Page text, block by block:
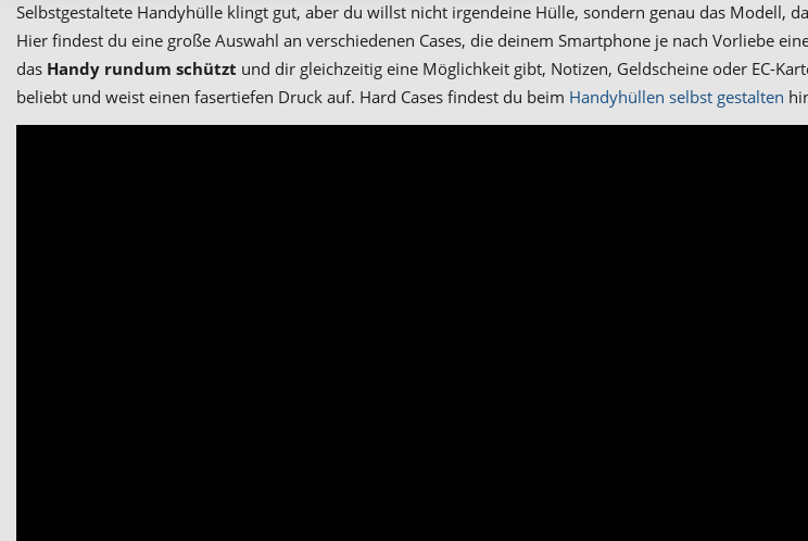
Selbstgestaltete Handyhülle klingt gut, aber du willst nicht irgendeine Hülle, sondern genau das Modell,
Hier findest du eine große Auswahl an verschiedenen Cases, die deinem Smartphone je nach Vorliebe
das Handy rundum schützt und dir gleichzeitig eine Möglichkeit gibt, Notizen, Geldscheine oder EC-
beliebt und weist einen fasertiefen Druck auf. Hard Cases findest du beim Handyhüllen selbst gestalten